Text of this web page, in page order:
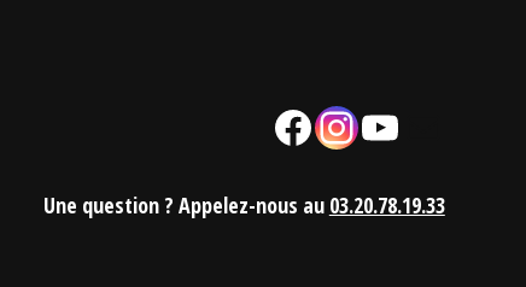
FacebookInstagramYouTube
Une question ? Appelez-nous au 03.20.78.19.33